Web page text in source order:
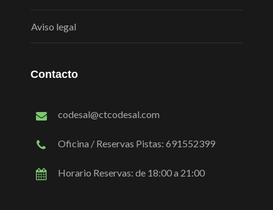
Aviso legal
Contacto
codesal@ctcodesal.com
Oficina / Reservas Pistas: 691552399
Horario Reservas: de 18:00 a 21:00